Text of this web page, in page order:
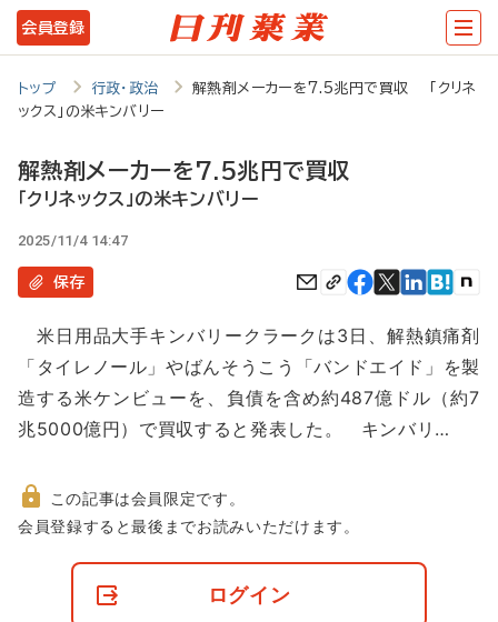
メ
イ
ン
ツ
に
会員登録
トップ 行政・政治
解熱剤メーカーを7.5兆円で買収 「クリネ
ックス」の米キンバリー
解熱剤メーカーを7.5兆円で買収
「クリネックス」の米キンバリー
2025/11/4 14:47
保存
米日用品大手キンバリークラークは3日、解熱鎮痛剤
「タイレノール」やばんそうこう「バンドエイド」を製
造する米ケンビューを、負債を含め約487億ドル（約7
兆5000億円）で買収すると発表した。 キンバリ…
非
この記事は会員限定です。
会員登録すると最後までお読みいただけます。
ログイン